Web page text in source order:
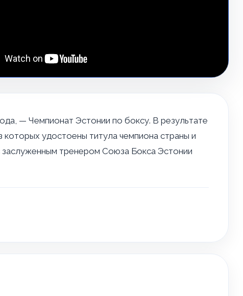
— Чемпионат Эстонии по боксу. В результате
удостоены титула чемпиона страны и
заслуженным тренером Союза Бокса Эстонии